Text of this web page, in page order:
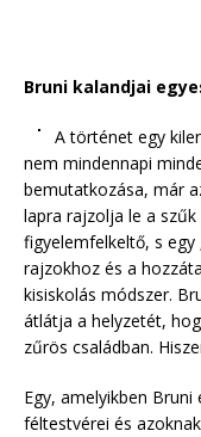
Bruni kalandjai
A történet egy
nem mindennapi
bemutatkozása, már
lapra rajzolja le a
figyelemfelkeltő, s egy
rajzokhoz és a
kisiskolás módszer.
átlátja a helyzetét,
zűrös családban.
Egy, amelyikben Bruni
féltestvérei és